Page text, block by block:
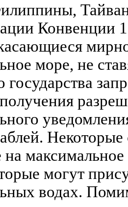
Конвенции
море, не
на
могут
водах.